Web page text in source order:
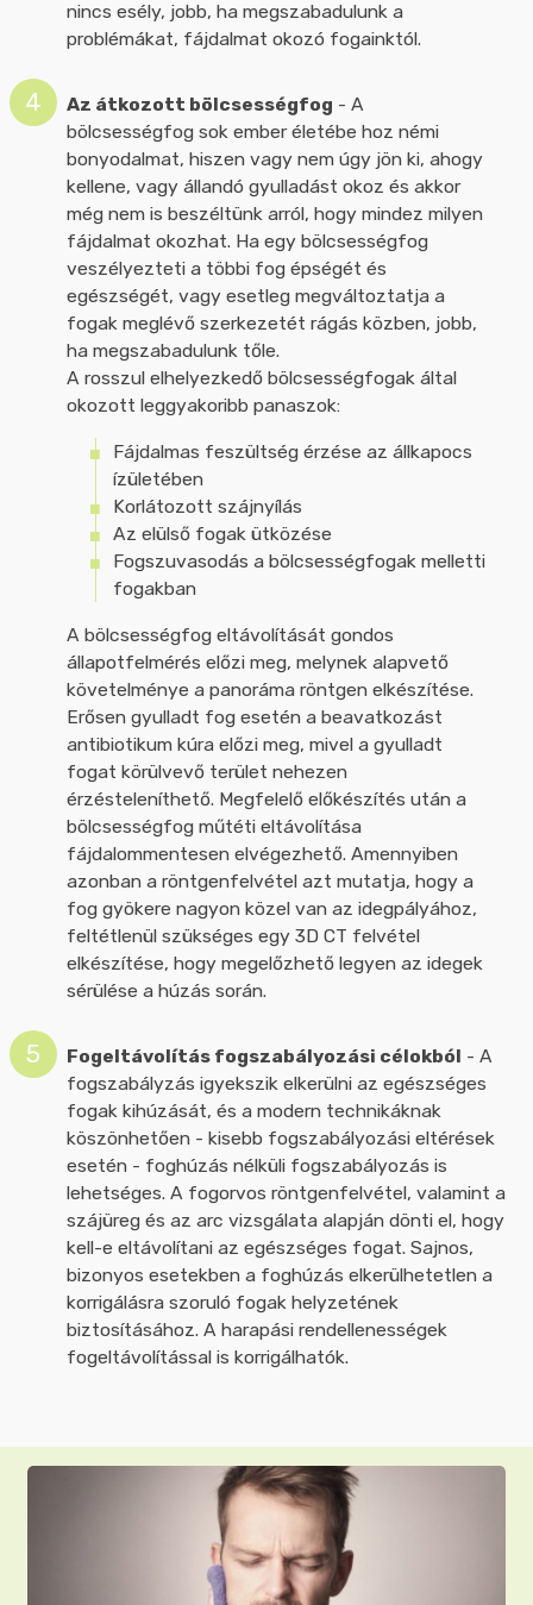
nincs esély, jobb, ha megszabadulunk a
problémákat, fájdalmat okozó fogainktól.
Az átkozott bölcsességfog - A
bölcsességfog sok ember életébe hoz némi
bonyodalmat, hiszen vagy nem úgy jön ki, ahogy
kellene, vagy állandó gyulladást okoz és akkor
még nem is beszéltünk arról, hogy mindez milyen
fájdalmat okozhat. Ha egy bölcsességfog
veszélyezteti a többi fog épségét és
egészségét, vagy esetleg megváltoztatja a
fogak meglévő szerkezetét rágás közben, jobb,
ha megszabadulunk tőle.
A rosszul elhelyezkedő bölcsességfogak által
okozott leggyakoribb panaszok:
Fájdalmas feszültség érzése az állkapocs
ízületében
Korlátozott szájnyílás
Az elülső fogak ütközése
Fogszuvasodás a bölcsességfogak melletti
fogakban
A bölcsességfog eltávolítását gondos
állapotfelmérés előzi meg, melynek alapvető
követelménye a panoráma röntgen elkészítése.
Erősen gyulladt fog esetén a beavatkozást
antibiotikum kúra előzi meg, mivel a gyulladt
fogat körülvevő terület nehezen
érzésteleníthető. Megfelelő előkészítés után a
bölcsességfog műtéti eltávolítása
fájdalommentesen elvégezhető. Amennyiben
azonban a röntgenfelvétel azt mutatja, hogy a
fog gyökere nagyon közel van az idegpályához,
feltétlenül szükséges egy 3D CT felvétel
elkészítése, hogy megelőzhető legyen az idegek
sérülése a húzás során.
Fogeltávolítás fogszabályozási célokból - A
fogszabályzás igyekszik elkerülni az egészséges
fogak kihúzását, és a modern technikáknak
köszönhetően - kisebb fogszabályozási eltérések
esetén - foghúzás nélküli fogszabályozás is
lehetséges. A fogorvos röntgenfelvétel, valamint a
szájüreg és az arc vizsgálata alapján dönti el, hogy
kell-e eltávolítani az egészséges fogat. Sajnos,
bizonyos esetekben a foghúzás elkerülhetetlen a
korrigálásra szoruló fogak helyzetének
biztosításához. A harapási rendellenességek
fogeltávolítással is korrigálhatók.